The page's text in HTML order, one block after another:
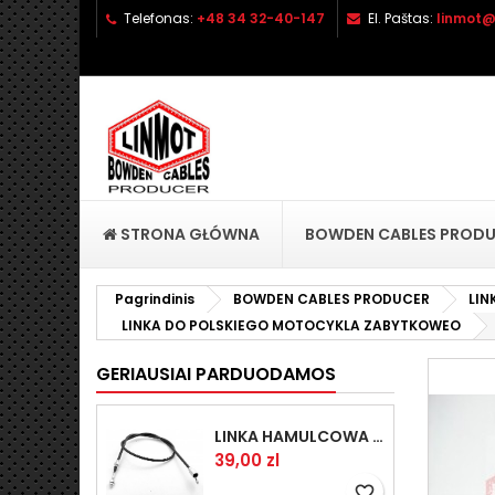
Telefonas: +48 34 32-40-147 El. Paštas:
STRONA GŁÓWNA BOWDEN CABLES
Pagrindinis BOWDEN CABLES PRODUCER
LINKA DO POLSKIEGO MOTOCYKLA ZABYTKOWEO
GERIAUSIAI PARDUODAMOS
LINKA HAMULCOWA PRZYCZEPY KNOTT 1440/1230 33921-1.14
Kaina
39,00 zl